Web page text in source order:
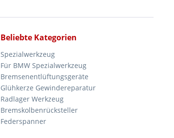
Beliebte Kategorien
Spezialwerkzeug
Für BMW Spezialwerkzeug
Bremsenentlüftungsgeräte
Glühkerze Gewindereparatur
Radlager Werkzeug
Bremskolbenrücksteller
Federspanner